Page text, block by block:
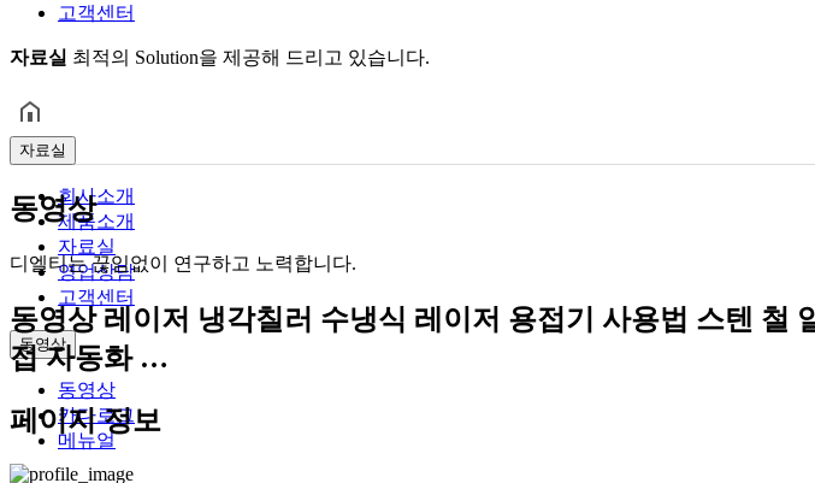
고객센터
자료실 최적의 Solution을 제공해 드리고 있습니다.
자료실
회사소개
제품소개
자료실
영업상담
고객센터
동영상
동영상
카다로그
메뉴얼
동영상
디엘티는 끊임없이 연구하고 노력합니다.
동영상 레이저 냉각칠러 수냉식 레이저 용접기 사용법 스텐 철
접 자동화 …
페이지 정보